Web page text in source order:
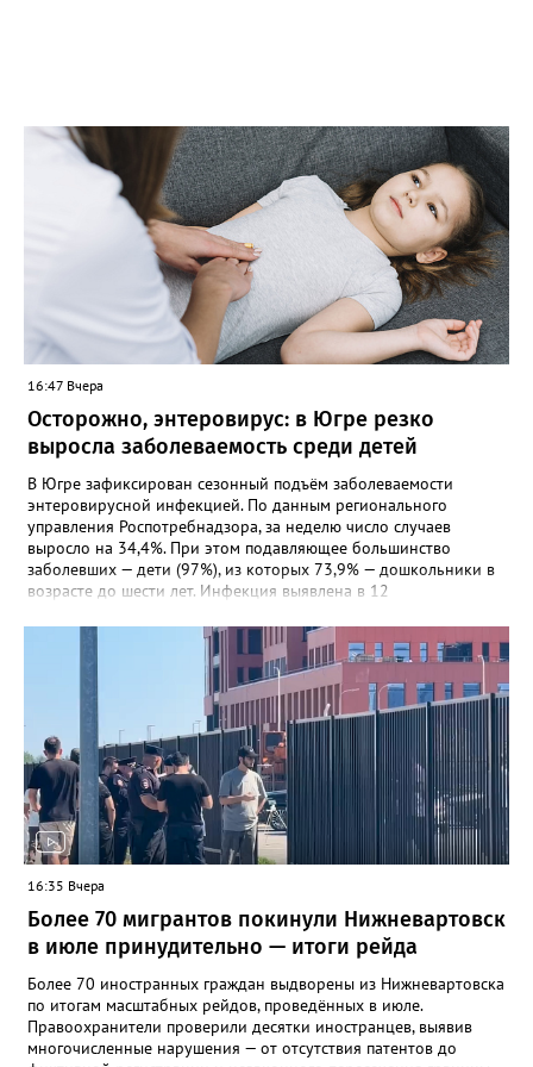
16:47 Вчера
Осторожно, энтеровирус: в Югре резко
выросла заболеваемость среди детей
В Югре зафиксирован сезонный подъём заболеваемости
энтеровирусной инфекцией. По данным регионального
управления Роспотребнадзора, за неделю число случаев
выросло на 34,4%. При этом подавляющее большинство
заболевших — дети (97%), из которых 73,9% — дошкольники в
возрасте до шести лет. Инфекция выявлена в 12
Нижневартовск, Мегион, Нягань, Лангепас, Радужный, а также
Нижневартовский, Октябрьский, Советский, Сургутский и
Ханты-Мансийский районы. В большинстве случаев болезнь
проявляется в виде высыпаний на слизистой рта и
конечностях. На долю энтеровирусного менингита приходится
5,6% случаев. Лабораторные исследования подтвердили
циркуляцию нескольких типов вирусов Коксаки и эховирусов.
Специалисты напоминают о важности соблюдения правил
личной гигиены и рекомендуют при первых симптомах
обращаться к врачу.
16:35 Вчера
Более 70 мигрантов покинули Нижневартовск
в июле принудительно — итоги рейда
Более 70 иностранных граждан выдворены из Нижневартовска
по итогам масштабных рейдов, проведённых в июле.
Правоохранители проверили десятки иностранцев, выявив
многочисленные нарушения — от отсутствия патентов до